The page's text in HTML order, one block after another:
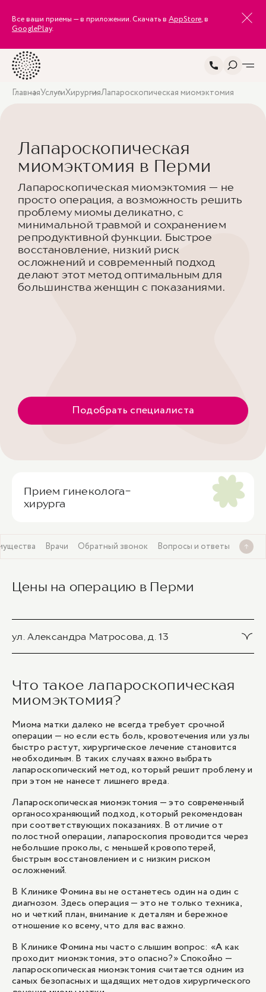
Все ваши приемы — в приложении. Скачать в AppStore, в
GooglePlay.
ГлавнаяУслугиХирургияЛапароскопическая миомэктомия
Лапароскопическая
миомэктомия в Перми
Лапароскопическая миомэктомия — не
просто операция, а возможность решить
проблему миомы деликатно, с
минимальной травмой и сохранением
репродуктивной функции. Быстрое
восстановление, низкий риск
осложнений и современный подход
делают этот метод оптимальным для
большинства женщин с показаниями.
Подобрать специалиста
Прием гинеколога-
хирурга
Врачи Обратный звонок Вопросы и ответы
Цены на операцию в Перми
ул. Александра Матросова, д. 13
паротомическая (1 категория сложности)
Миомэктомия (энуклеация миоматозных узлов) ла
паротомическая (2 категория сложности)
88 000 ₽
Миомэктомия (энуклеация миоматозных узлов) ла
99 000 ₽
1/1
Что такое лапароскопическая
миомэктомия?
Миома матки далеко не всегда требует срочной
операции — но если есть боль, кровотечения или узлы
быстро растут, хирургическое лечение становится
необходимым. В таких случаях важно выбрать
лапароскопический метод, который решит проблему и
при этом не нанесет лишнего вреда.
Лапароскопическая миомэктомия — это современный
органосохраняющий подход, который рекомендован
при соответствующих показаниях. В отличие от
полостной операции, лапароскопия проводится через
небольшие проколы, с меньшей кровопотерей,
быстрым восстановлением и с низким риском
осложнений.
В Клинике Фомина вы не останетесь один на один с
диагнозом. Здесь операция — это не только техника,
но и четкий план, внимание к деталям и бережное
отношение ко всему, что для вас важно.
В Клинике Фомина мы часто слышим вопрос: «А как
проходит миомэктомия, это опасно?» Спокойно —
лапароскопическая миомэктомия считается одним из
самых безопасных и щадящих методов хирургического